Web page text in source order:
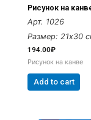
Рисунок на
Арт. 1026
Размер: 21х30
194.00₽
Рисунок на канве
Add to cart